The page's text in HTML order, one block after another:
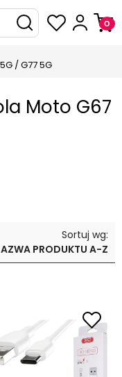
/ G77 5G
Moto G67
Sortuj wg:
PRODUKTU A-Z